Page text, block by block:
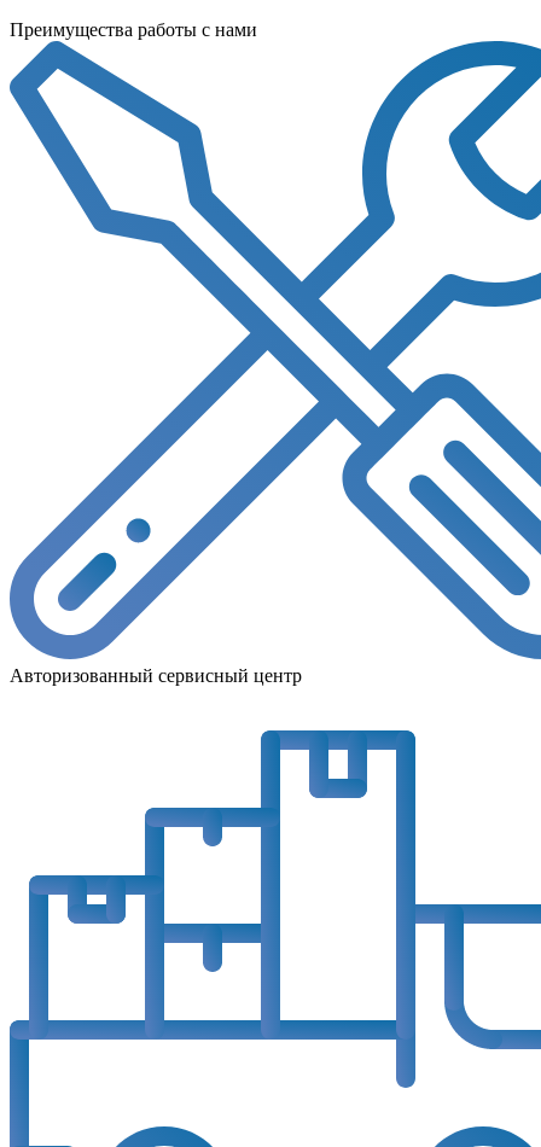
Преимущества работы с нами
Авторизованный сервисный центр